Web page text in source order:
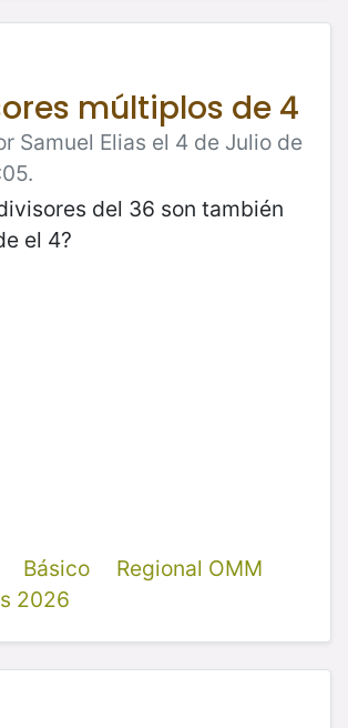
múltiplos de 4
Samuel Elias el 4 de Julio de
del 36 son también
el 4?
Básico
Regional OMM
2026